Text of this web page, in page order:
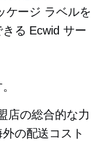
ケージ ラベルを
る Ecwid サー
店の総合的な力
の配送コスト